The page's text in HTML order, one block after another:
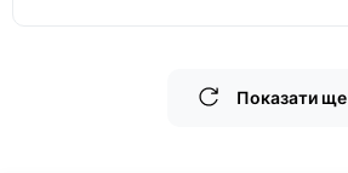
Показати ще